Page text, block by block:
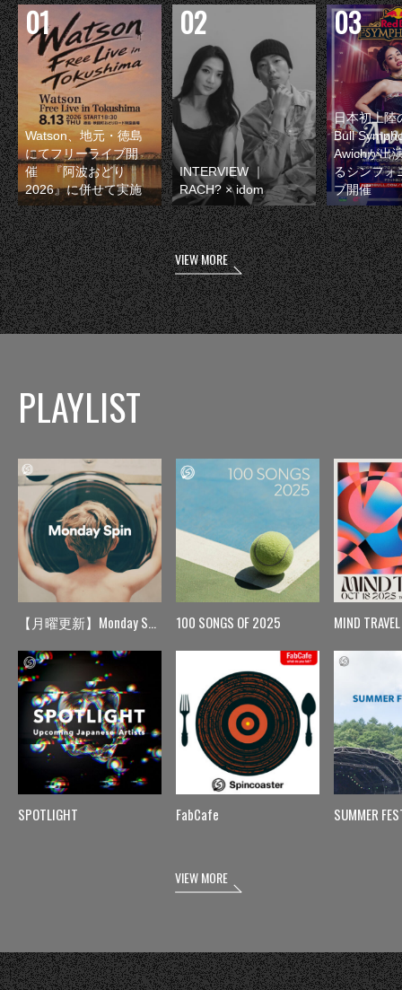
Watson、地元・徳島
にてフリーライブ開
催 『阿波おどり
2026』に併せて実施
INTERVIEW ｜
RACH? × idom
日本初上陸
Bull
Awichが出
るシンフォ
ブ開催
VIEW MORE
PLAYLIST
【月曜更新】Monday Spin
SPOTLIGHT
100 SONGS OF 2025
FabCafe
MIND TRAVEL
SUMMER
VIEW MORE